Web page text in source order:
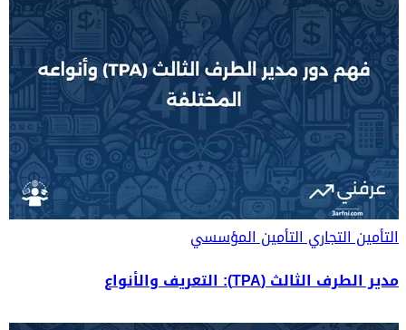
التأمين التجاريالتأمين المؤسسي
مدير الطرف الثالث (TPA): التعريف والأنواع